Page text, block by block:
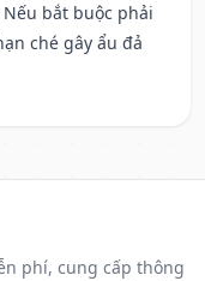
bắt buộc phải
ché gây ẩu đả
phí, cung cấp thông